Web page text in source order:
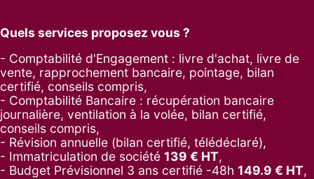
Quels services proposez vous ?
- Comptabilité d'Engagement : livre d'achat, livre de
vente, rapprochement bancaire, pointage, bilan
certifié, conseils compris,
- Comptabilité Bancaire : récupération bancaire
journalière, ventilation à la volée, bilan certifié,
conseils compris,
- Révision annuelle (bilan certifié, télédéclaré),
- Immatriculation de société 139 € HT,
- Budget Prévisionnel 3 ans certifié -48h 149.9 € HT,